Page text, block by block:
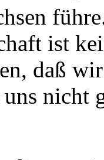
ist
daß
nicht